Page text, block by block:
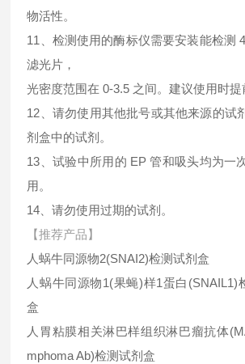
物活性。
11、检测使用的酶标仪需要安装能检测
滤光片，
光密度范围在 0-3.5 之间。建议使用时提
12、请勿使用其他批号或其他来源的试
剂盒中的试剂。
13、试验中所用的 EP 管和吸头均为一
用。
14、请勿使用过期的试剂。
【推荐产品】
人蜗牛同源物2(SNAI2)检测试剂盒
人蜗牛同源物1(果蝇)样1蛋白(SNAIL1)
盒
人胃粘膜相关淋巴样组织淋巴瘤抗体
mphoma Ab)检测试剂盒